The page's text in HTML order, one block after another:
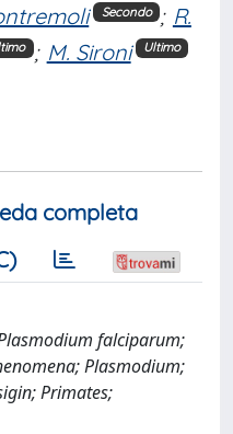
Secondo ; R.
; M. Sironi Ultimo
completa
falciparum;
Plasmodium;
Primates;